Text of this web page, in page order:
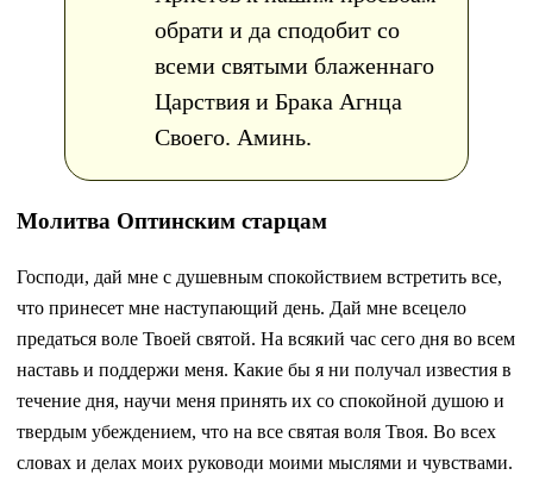
обрати и да сподобит со
всеми святыми блаженнаго
Царствия и Брака Агнца
Своего. Аминь.
Молитва Оптинским старцам
Господи, дай мне с душевным спокойствием встретить все,
что принесет мне наступающий день. Дай мне всецело
предаться воле Твоей святой. На всякий час сего дня во всем
наставь и поддержи меня. Какие бы я ни получал известия в
течение дня, научи меня принять их со спокойной душою и
твердым убеждением, что на все святая воля Твоя. Во всех
словах и делах моих руководи моими мыслями и чувствами.